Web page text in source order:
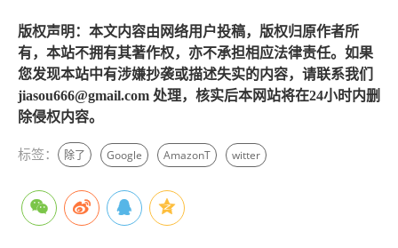
版权声明：本文内容由网络用户投稿，版权归原作者所
有，本站不拥有其著作权，亦不承担相应法律责任。如果
您发现本站中有涉嫌抄袭或描述失实的内容，请联系我们
jiasou666@gmail.com 处理，核实后本网站将在24小时内删
除侵权内容。
标签： 除了 Google AmazonT witter